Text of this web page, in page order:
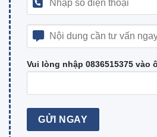
Vui lòng nhập 0836515375 vào